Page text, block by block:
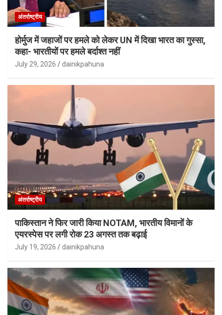
अंतर्राष्ट्रीय
होर्मुज में जहाजों पर हमले को लेकर UN में दिखा भारत का गुस्सा,
कहा- भारतीयों पर हमले बर्दाश्त नहीं
July 29, 2026 dainikpahuna
अंतर्राष्ट्रीय
पाकिस्तान ने फिर जारी किया NOTAM, भारतीय विमानों के
एयरस्पेस पर लगी रोक 23 अगस्त तक बढ़ाई
July 19, 2026 dainikpahuna